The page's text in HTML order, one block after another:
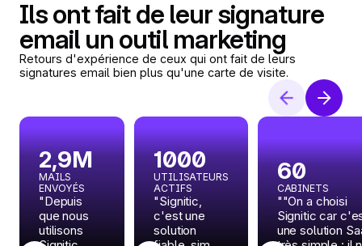
Ils ont fait de leur signature
email un outil marketing
Retours d'expérience de ceux qui ont fait de leurs
signatures email bien plus qu'une carte de visite.
2,9M
MAILS
ENVOYÉS
"Depuis
que nous
utilisons
1000
UTILISATEURS
ACTIFS
"Signitic,
c'est une
solution
60
CABINETS
""On a choisi
Signitic car
une solution